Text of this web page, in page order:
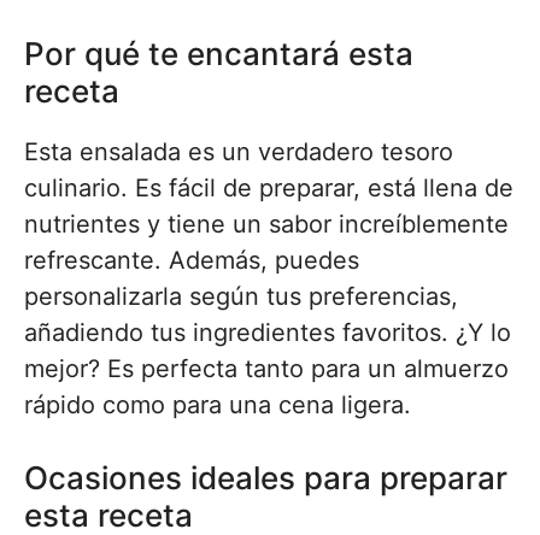
Por qué te encantará esta
receta
Esta ensalada es un verdadero tesoro
culinario. Es fácil de preparar, está llena de
nutrientes y tiene un sabor increíblemente
refrescante. Además, puedes
personalizarla según tus preferencias,
añadiendo tus ingredientes favoritos. ¿Y lo
mejor? Es perfecta tanto para un almuerzo
rápido como para una cena ligera.
Ocasiones ideales para preparar
esta receta